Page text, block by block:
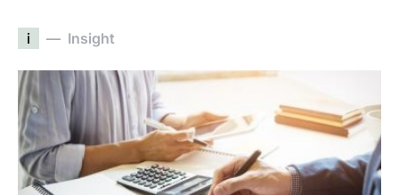
i Insight